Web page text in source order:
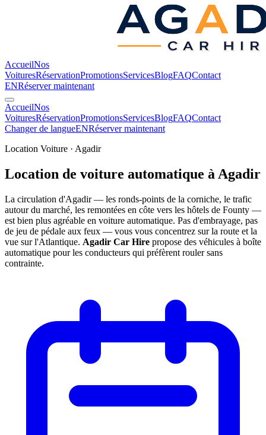
AccueilNos
VoituresRéservationPromotionsServicesBlogFAQContact
ENRéserver maintenant
AccueilNos
VoituresRéservationPromotionsServicesBlogFAQContact
Changer de langueENRéserver maintenant
Location Voiture · Agadir
Location de voiture automatique à Agadir
La circulation d'Agadir — les ronds-points de la corniche, le trafic
autour du marché, les remontées en côte vers les hôtels de Founty —
est bien plus agréable en voiture automatique. Pas d'embrayage, pas
de jeu de pédale aux feux — vous vous concentrez sur la route et la
vue sur l'Atlantique. Agadir Car Hire propose des véhicules à boîte
automatique pour les conducteurs qui préfèrent rouler sans
contrainte.